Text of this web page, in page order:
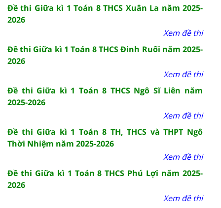
Đề thi Giữa kì 1 Toán 8 THCS Xuân La năm 2025-
2026
Xem đề thi
Đề thi Giữa kì 1 Toán 8 THCS Đinh Ruối năm 2025-
2026
Xem đề thi
Đề thi Giữa kì 1 Toán 8 THCS Ngô Sĩ Liên năm
2025-2026
Xem đề thi
Đề thi Giữa kì 1 Toán 8 TH, THCS và THPT Ngô
Thời Nhiệm năm 2025-2026
Xem đề thi
Đề thi Giữa kì 1 Toán 8 THCS Phú Lợi năm 2025-
2026
Xem đề thi